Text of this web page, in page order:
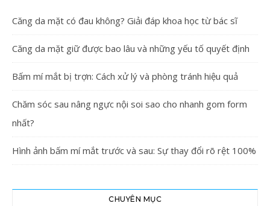
Căng da mặt có đau không? Giải đáp khoa học từ bác sĩ
Căng da mặt giữ được bao lâu và những yếu tố quyết định
Bấm mí mắt bị trợn: Cách xử lý và phòng tránh hiệu quả
Chăm sóc sau nâng ngực nội soi sao cho nhanh gom form
nhất?
Hình ảnh bấm mí mắt trước và sau: Sự thay đổi rõ rệt 100%
CHUYÊN MỤC